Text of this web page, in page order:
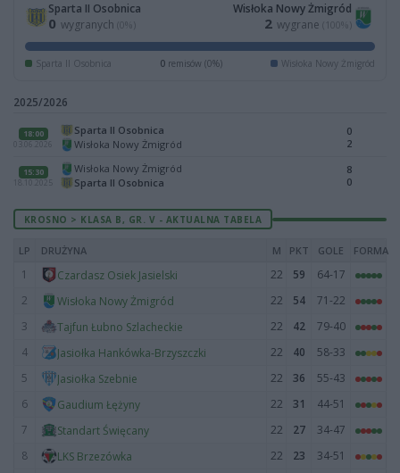
Sparta II Osobnica
0 wygranych (0%)
Wisłoka Nowy Żmigród
2 wygrane (100%)
Sparta II Osobnica 0 remisów (0%) Wisłoka Nowy Żmigród
2025/2026
18:00
03.06.2026
Sparta II Osobnica
Wisłoka Nowy Żmigród
0
2
15:30
18.10.2025
Wisłoka Nowy Żmigród
Sparta II Osobnica
8
0
KROSNO > KLASA B, GR. V - AKTUALNA TABELA
LP DRUŻYNA M PKT GOLE FORMA
1 Czardasz Osiek Jasielski 22 59
64-17
2
Wisłoka Nowy Żmigród 22 54
71-22
3
Tajfun Łubno Szlacheckie 22 42
79-40
4
Jasiołka Hankówka-Brzyszczki 22 40
58-33
5
Jasiołka Szebnie 22 36
55-43
6
Gaudium Łężyny 22 31
44-51
7
Standart Święcany 22 27
34-47
8
LKS Brzezówka 22 23
34-51